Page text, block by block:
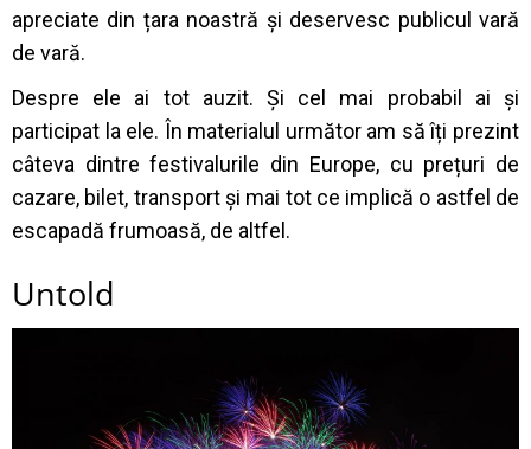
apreciate din țara noastră și deservesc publicul vară
de vară.
Despre ele ai tot auzit. Și cel mai probabil ai și
participat la ele. În materialul următor am să îți prezint
câteva dintre festivalurile din Europe, cu prețuri de
cazare, bilet, transport și mai tot ce implică o astfel de
escapadă frumoasă, de altfel.
Untold